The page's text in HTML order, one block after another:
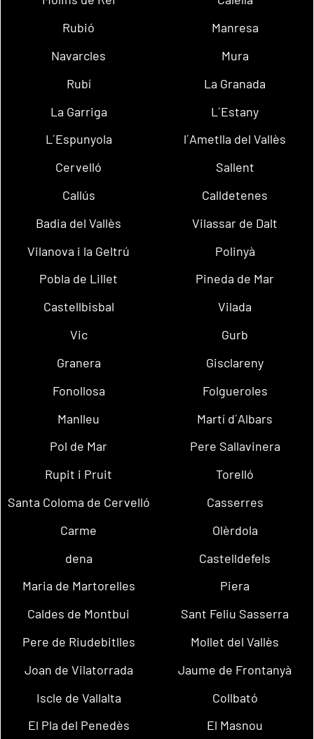
Rubió
Manresa
Navarcles
Mura
Rubí
La Granada
La Garriga
L´Estany
L´Espunyola
l´Ametlla del Vallès
Cervelló
Sallent
Callús
Calldetenes
Badia del Vallès
Vilassar de Dalt
Vilanova i la Geltrú
Polinyà
Pobla de Lillet
Pineda de Mar
Castellbisbal
Vilada
Vic
Gurb
Granera
Gisclareny
Fonollosa
Folgueroles
Manlleu
Martí d´Albars
Pol de Mar
Pere Sallavinera
Rupit i Pruit
Torelló
Santa Coloma de Cervelló
Casserres
Carme
Olèrdola
dena
Castelldefels
Maria de Martorelles
Piera
Caldes de Montbui
Sant Feliu Sasserra
Pere de Riudebitlles
Mollet del Vallès
Joan de Vilatorrada
Jaume de Frontanyà
Iscle de Vallalta
Collbató
El Pla del Penedès
El Masnou